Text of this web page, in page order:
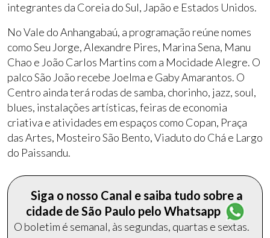
integrantes da Coreia do Sul, Japão e Estados Unidos.
No Vale do Anhangabaú, a programação reúne nomes
como Seu Jorge, Alexandre Pires, Marina Sena, Manu
Chao e João Carlos Martins com a Mocidade Alegre. O
palco São João recebe Joelma e Gaby Amarantos. O
Centro ainda terá rodas de samba, chorinho, jazz, soul,
blues, instalações artísticas, feiras de economia
criativa e atividades em espaços como Copan, Praça
das Artes, Mosteiro São Bento, Viaduto do Chá e Largo
do Paissandu.
Siga o nosso Canal e saiba tudo sobre a
cidade de São Paulo pelo Whatsapp
O boletim é semanal, às segundas, quartas e sextas.